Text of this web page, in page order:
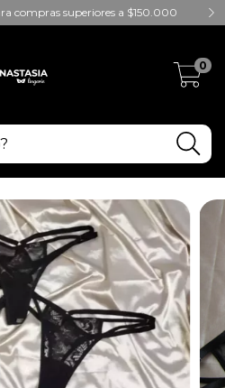
compras superiores a $150.000
0